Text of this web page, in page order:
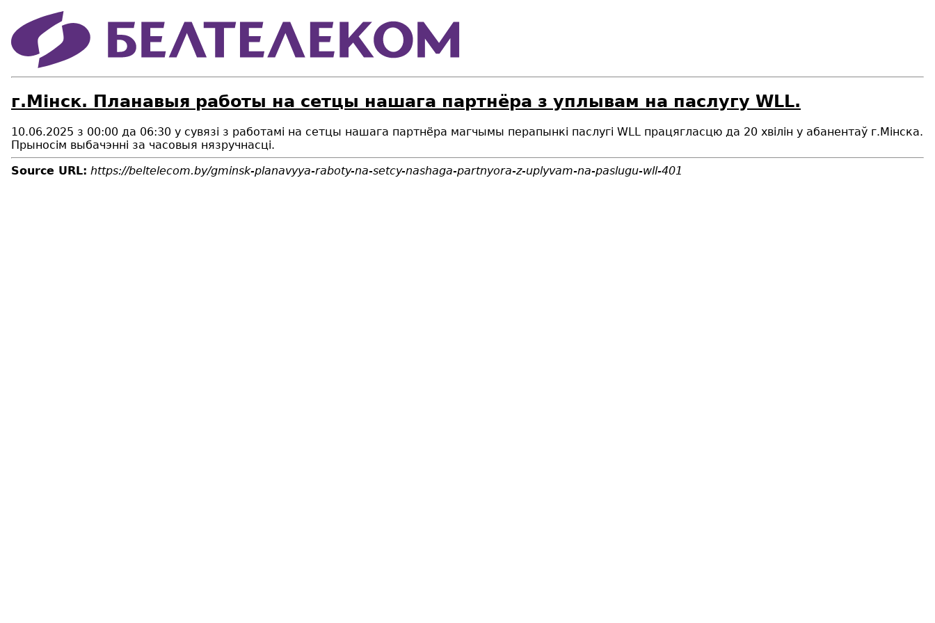
г.Мінск. Планавыя работы на сетцы нашага партнёра з уплывам на паслугу WLL.
10.06.2025 з 00:00 да 06:30 у сувязі з работамi на сетцы нашага партнёра магчымы перапынкi паслугі WLL працягласцю да 20 хвілін у абанентаў г.Мінска.
Прыносім выбачэнні за часовыя нязручнасці.
Source URL: https://beltelecom.by/gminsk-planavyya-raboty-na-setcy-nashaga-partnyora-z-uplyvam-na-paslugu-wll-401